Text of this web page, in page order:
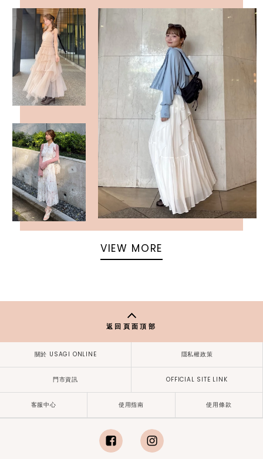
VIEW MORE
返回頁面頂部
關於 USAGI ONLINE 隱私權政策
門市資訊 OFFICIAL SITE LINK
客服中心 使用指南 使用條款